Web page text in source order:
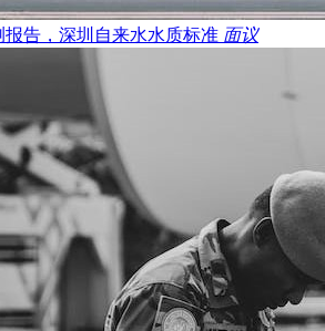
告，深圳自来水水质标准 面议